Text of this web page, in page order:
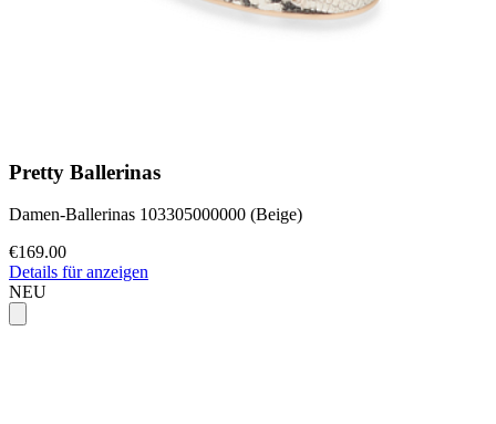
Pretty Ballerinas
Damen-Ballerinas 103305000000 (Beige)
€169.00
Details für anzeigen
NEU